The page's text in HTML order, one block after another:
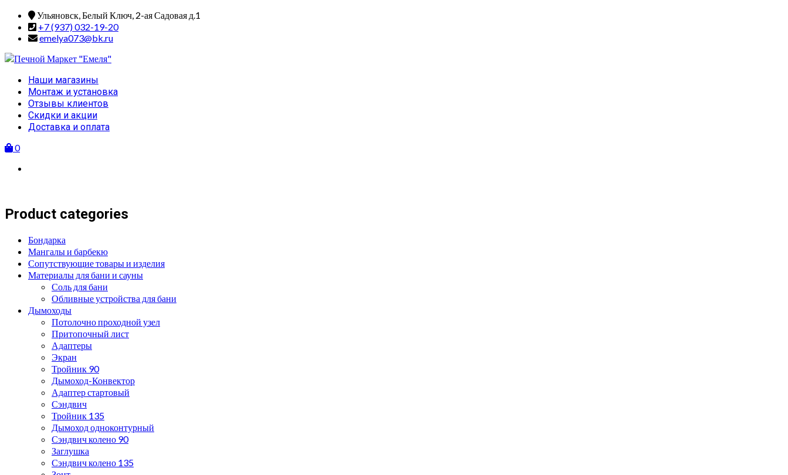
Skip
content
Ульяновск, Белый Ключ, 2-ая Садовая д.1
+7 (937) 032-19-20
emelya073@bk.ru
Primary
Menu
Наши магазины
Монтаж и установка
Отзывы клиентов
Скидки и акции
Доставка и оплата
0
Product categories
Бондарка
Мангалы и барбекю
Сопутствующие товары и изделия
Материалы для бани и сауны
Соль для бани
Обливные устройства для бани
Дымоходы
Потолочно проходной узел
Притопочный лист
Адаптеры
Экран
Тройник 90
Дымоход-Конвектор
Адаптер стартовый
Сэндвич
Тройник 135
Дымоход одноконтурный
Сэндвич колено 90
Заглушка
Сэндвич колено 135